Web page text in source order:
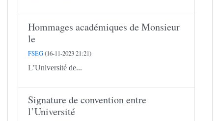
Hommages académiques de Monsieur
le
FSEG(16-11-2023 21:21)
L’Université de...
Signature de convention entre
l’Université